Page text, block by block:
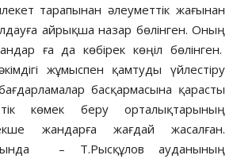
тарапынан әлеуметтік жағынан
айрықша назар бөлінген. Оның
ға да көбірек көңіл бөлінген.
жұмыспен қамтуды үйлестіру
басқармасына қарасты
көмек беру орталықтарының
жандарға жағдай жасалған.
– Т.Рысқұлов ауданының